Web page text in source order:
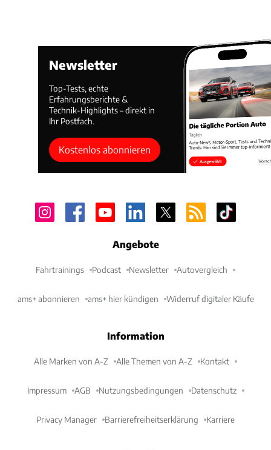
Newsletter
Top-Tests, echte
Erfahrungsberichte &
Technik-Highlights – direkt in
Ihr Postfach.
Kostenlos abonnieren
Angebote
Fahrtrainings Podcast Newsletter Autovergleich
ams+ abonnieren ams+ hier kündigen Widerruf digitaler Käufe
Information
Alle Marken von A-Z Alle Themen von A-Z Kontakt
Impressum AGB Nutzungsbedingungen Datenschutz
Privacy Manager Barrierefreiheitserklärung Karriere